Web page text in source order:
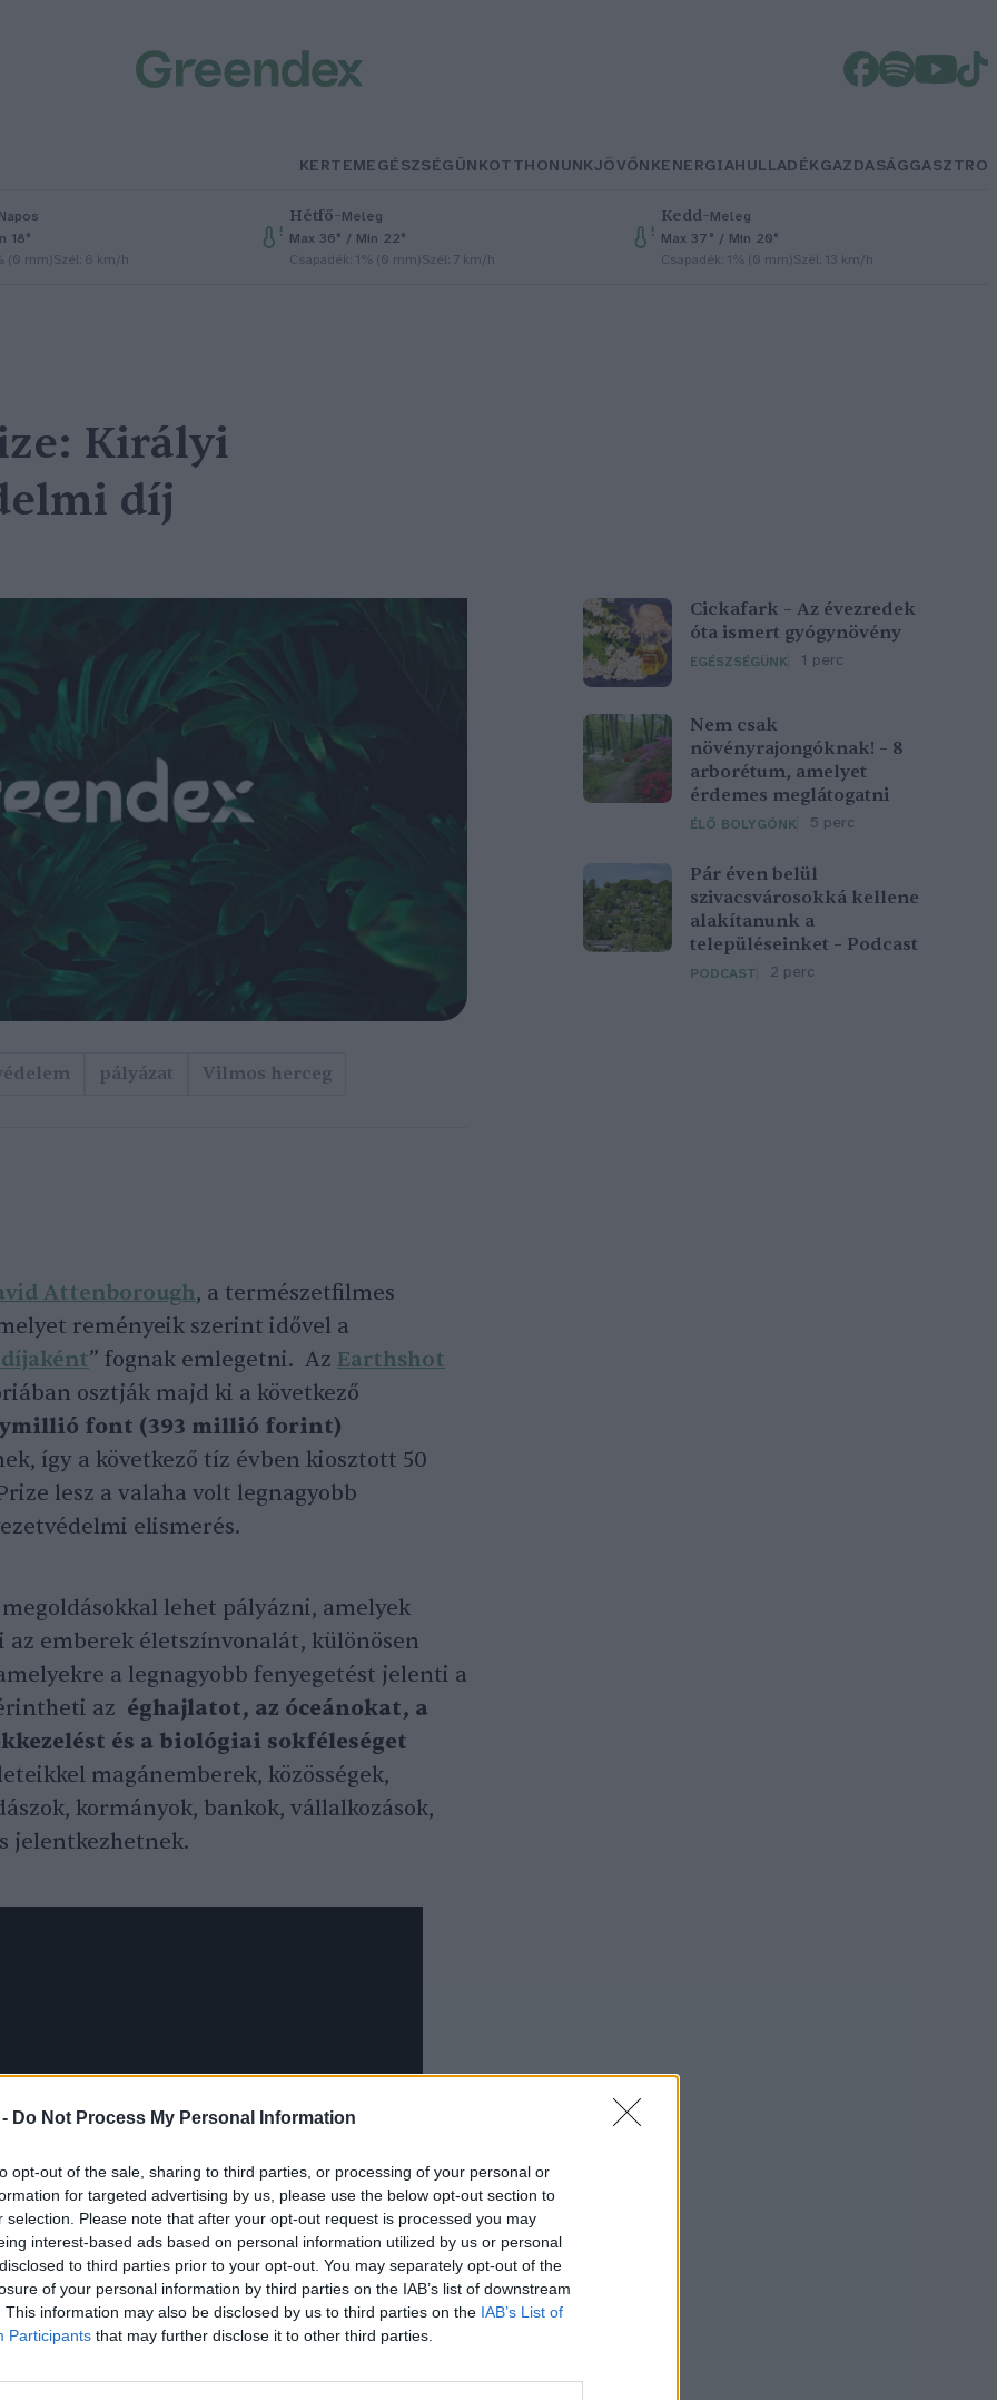
Do Not Process My Personal Information
opt-out of the sale, sharing to third parties, or processing of your personal or
for targeted advertising by us, please use the below opt-out section to
selection. Please note that after your opt-out request is processed you may
interest-based ads based on personal information utilized by us or personal
to third parties prior to your opt-out. You may separately opt-out of the
of your personal information by third parties on the IAB’s list of downstream
This information may also be disclosed by us to third parties on the IAB’s List of
Participants that may further disclose it to other third parties.
KERTEMEGÉSZSÉGÜNKOTTHONUNKJÖVŐNKENERGIAHULLADÉKGAZDASÁGGASZTRO
Napos
18°
(0 mm)Szél: 6 km/h
Hétfő–Meleg
Max 36° / Min 22°
Csapadék: 1% (0 mm)Szél: 7 km/h
Kedd–Meleg
Max 37° / Min 20°
Csapadék: 1% (0 mm)Szél: 13 km/h
Cickafark – Az évezredek
óta ismert gyógynövény
EGÉSZSÉGÜNK 1 perc
Nem csak
növényrajongóknak! – 8
arborétum, amelyet
érdemes meglátogatni
ÉLŐ BOLYGÓNK 5 perc
Pár éven belül
szivacsvárosokká kellene
alakítanunk a
településeinket – Podcast
PODCAST 2 perc
Királyi
díj
pályázat Vilmos herceg
Attenborough, a természetfilmes
reményeik szerint idővel a
” fognak emlegetni. Az Earthshot
osztják majd ki a következő
font (393 millió forint)
így a következő tíz évben kiosztott 50
lesz a valaha volt legnagyobb
elismerés.
lehet pályázni, amelyek
emberek életszínvonalát, különösen
a legnagyobb fenyegetést jelenti a
az éghajlatot, az óceánokat, a
és a biológiai sokféleséget
magánemberek, közösségek,
kormányok, bankok, vállalkozások,
jelentkezhetnek.
lehet jelentkezni. A majdani díjátadó
városban fogják megrendezni, első
Az egymillió font pénzjutalmat